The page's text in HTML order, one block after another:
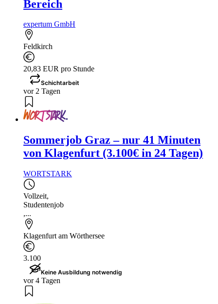
Bereich
expertum GmbH
Feldkirch
20,83 EUR pro Stunde
Schichtarbeit
vor 2 Tagen
Sommerjob Graz – nur 41 Minuten
von Klagenfurt (3.100€ in 24 Tagen)
WORTSTARK
Vollzeit,
Studentenjob
,...
Klagenfurt am Wörthersee
3.100
Keine Ausbildung notwendig
vor 4 Tagen